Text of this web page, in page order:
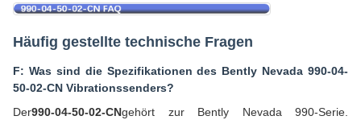
Häufig gestellte technische Fragen
F: Was sind die Spezifikationen des Bently Nevada 990-04-
50-02-CN Vibrationssenders?
Der990-04-50-02-CNgehört zur Bently Nevada 990-Serie.